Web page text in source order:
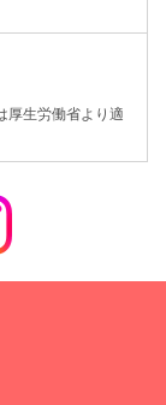
厚生労働省より適